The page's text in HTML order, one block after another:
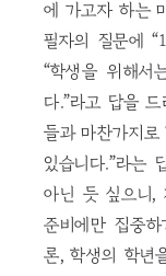
에 가고자 하는
필자의 질문에
“학생을 위해서
다.”라고 답을
들과 마찬가지로
있습니다.”라는
아닌 듯 싶으니,
준비에만 집중
론, 학생의 학년